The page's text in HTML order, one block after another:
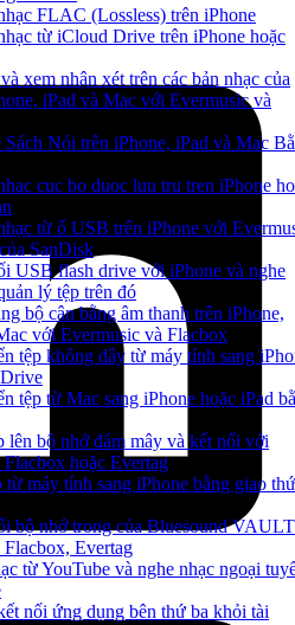
FLAC (Lossless) trên iPhone
từ iCloud Drive trên iPhone hoặc
xem nhận xét trên các bản nhạc của
iPad và Mac với Evermusic và
Sách Nói trên iPhone, iPad và Mac
cuc bo duoc luu tru tren iPhone
từ ổ USB trên iPhone với
SanDisk
USB flash drive với iPhone và nghe
lý tệp trên đó
bộ cân bằng âm thanh trên iPhone,
với Evermusic và Flacbox
tệp không dây từ máy tính sang
tệp từ Mac sang iPhone hoặc iPad
lên bộ nhớ đám mây và kết nối với
hoặc Evertag
từ máy tính sang iPhone bằng giao
bộ nhớ trong của Bluesound
Evertag
từ YouTube và nghe nhạc ngoại
nối ứng dụng bên thứ ba khỏi tài